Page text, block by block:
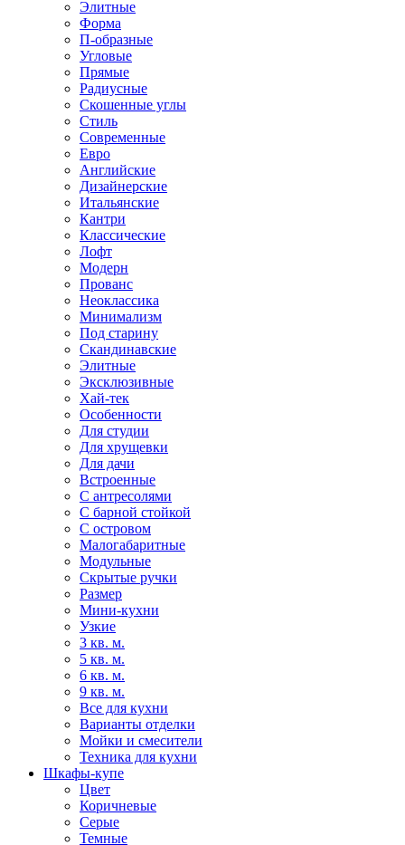
Элитные
Форма
П-образные
Угловые
Прямые
Радиусные
Скошенные углы
Стиль
Современные
Евро
Английские
Дизайнерские
Итальянские
Кантри
Классические
Лофт
Модерн
Прованс
Неоклассика
Минимализм
Под старину
Скандинавские
Элитные
Эксклюзивные
Хай-тек
Особенности
Для студии
Для хрущевки
Для дачи
Встроенные
С антресолями
С барной стойкой
С островом
Малогабаритные
Модульные
Скрытые ручки
Размер
Мини-кухни
Узкие
3 кв. м.
5 кв. м.
6 кв. м.
9 кв. м.
Все для кухни
Варианты отделки
Мойки и смесители
Техника для кухни
Шкафы-купе
Цвет
Коричневые
Серые
Темные